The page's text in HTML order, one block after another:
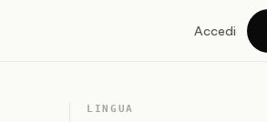
Accedi
LINGUA